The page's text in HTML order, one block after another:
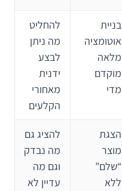
בניית
אוטומציה
מלאה
מוקדם
מדי
להחליט
מה ניתן
לבצע
ידנית
מאחורי
הקלעים
הצגת
מוצר
“שלם”
ללא
להציג גם
מה נבדק
וגם מה
עדיין לא